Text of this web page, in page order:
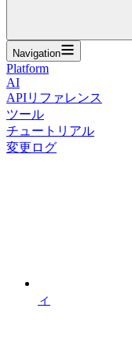
Navigation
Platform
AI
APIリファレンス
ツール
チュートリアル
変更ログ
ィ